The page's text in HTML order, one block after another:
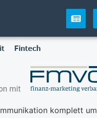
Fintech
mit
komplett umdenken?“